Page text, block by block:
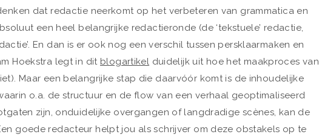
dat redactie neerkomt op het verbeteren van grammatica en
een heel belangrijke redactieronde (de ‘tekstuele’ redactie,
En dan is er ook nog een verschil tussen persklaarmaken en
Hoekstra legt in dit blogartikel duidelijk uit hoe het maakproces van
Maar een belangrijke stap die daarvóór komt is de inhoudelijke
o.a. de structuur en de flow van een verhaal geoptimaliseerd
zijn, onduidelijke overgangen of langdradige scènes, kan de
goede redacteur helpt jou als schrijver om deze obstakels op te